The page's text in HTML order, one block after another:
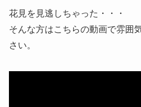
花見を見逃しちゃった・・・
そんな方はこちらの動画で雰囲
さい。